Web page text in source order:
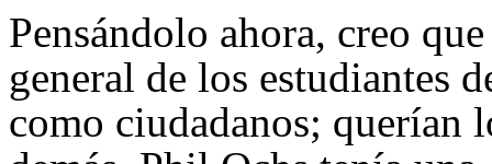
Pensándolo ahora, creo
general de los estudiantes
como ciudadanos; querían